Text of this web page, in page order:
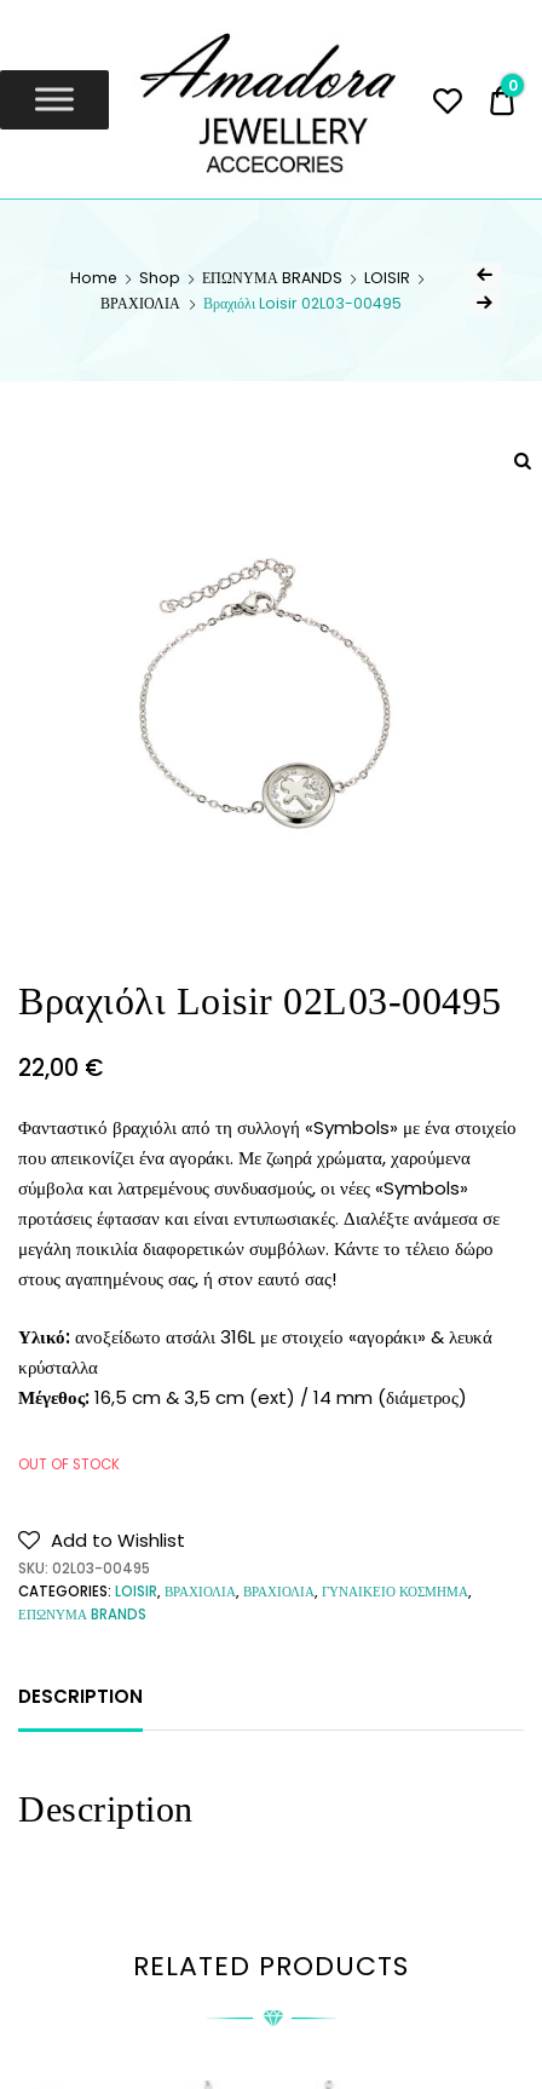
JEWELLERY
0
Home Shop ΕΠΩΝΥΜΑ BRANDS
LOISIR
ΒΡΑΧΙΟΛΙΑ
Βραχιόλι Loisir 02L03-00495
Βραχιόλι Loisir 02L03-00495
22,00 €
Φανταστικό βραχιόλι από τη συλλογή «Symbols» με ένα στοιχείο
που απεικονίζει ένα αγοράκι. Με ζωηρά χρώματα, χαρούμενα
σύμβολα και λατρεμένους συνδυασμούς, οι νέες «Symbols»
προτάσεις έφτασαν και είναι εντυπωσιακές. Διαλέξτε ανάμεσα σε
μεγάλη ποικιλία διαφορετικών συμβόλων. Κάντε το τέλειο δώρο
στους αγαπημένους σας, ή στον εαυτό σας!
Υλικό:ανοξείδωτο ατσάλι 316L με στοιχείο «αγοράκι» & λευκά
κρύσταλλα
Μέγεθος:16,5 cm & 3,5 cm (ext) / 14 mm (διάμετρος)
OUT OF STOCK
Add to Wishlist
SKU: 02L03-00495
CATEGORIES: LOISIR,ΒΡΑΧΙΟΛΙΑ,ΒΡΑΧΙΟΛΙΑ,ΓΥΝΑΙΚΕΙΟ ΚΟΣΜΗΜΑ,
ΕΠΩΝΥΜΑ BRANDS
DESCRIPTION
Description
RELATED PRODUCTS